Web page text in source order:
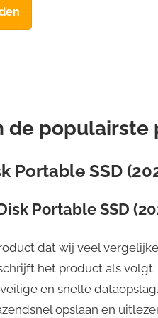
de populairste
Portable SSD
Portable SSD
dat wij veel
het product als volgt:
en snelle
opslaan en